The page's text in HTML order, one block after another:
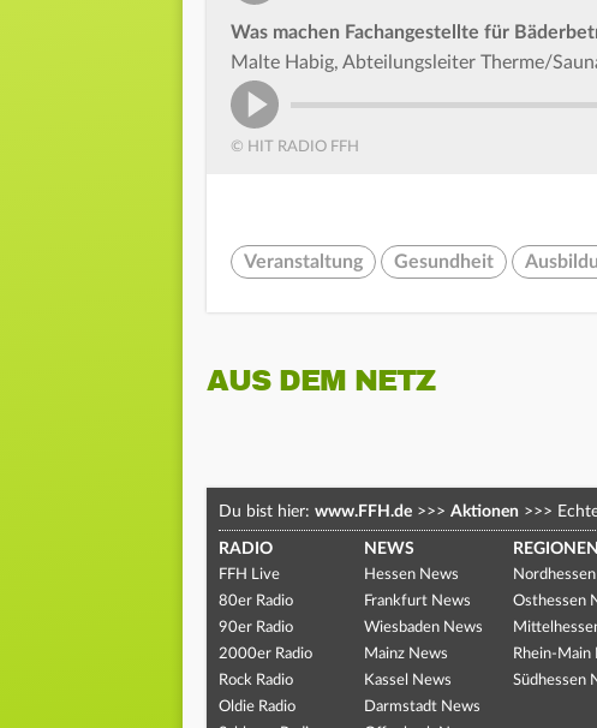
Was machen Fachangestellte für
Malte Habig, Abteilungsleiter Therme/
© HIT RADIO FFH
Veranstaltung Gesundheit
AUS DEM NETZ
Du bist hier: www.FFH.de >>> Aktionen >>>
RADIO
FFH Live
80er Radio
90er Radio
2000er Radio
Rock Radio
Oldie Radio
NEWS
Hessen News
Frankfurt News
Wiesbaden News
Mainz News
Kassel News
Darmstadt News
REGIONEN
Osthessen
Rhein-Main
Südhessen